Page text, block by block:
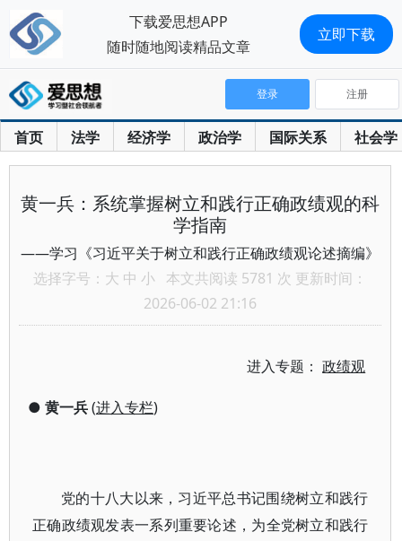
首页 法学 经济学 政治学 国际关系 社会学
登录 注册
黄一兵：系统掌握树立和践行正确政绩观的科
学指南
——学习《习近平关于树立和践行正确政绩观论述摘编》
选择字号： 大 中 小 本文共阅读 5781 次 更新时间：
2026-06-02 21:16
进入专题：政绩观
● 黄一兵(进入专栏)
党的十八大以来，习近平总书记围绕树立和践行
正确政绩观发表一系列重要论述，为全党树立和践行
下载爱思想APP
随时随地阅读精品文章
立即下载